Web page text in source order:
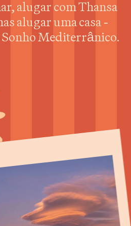
alugar com Thansa
alugar uma casa -
Mediterrânico.